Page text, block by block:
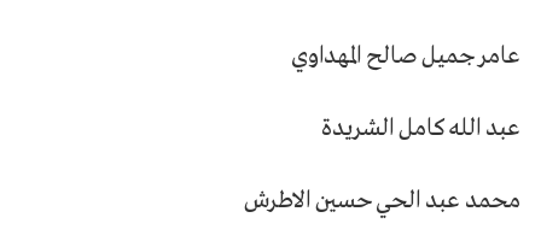
عامر جميل صالح المهداوي
عبد الله كامل الشريدة
محمد عبد الحي حسين الاطرش